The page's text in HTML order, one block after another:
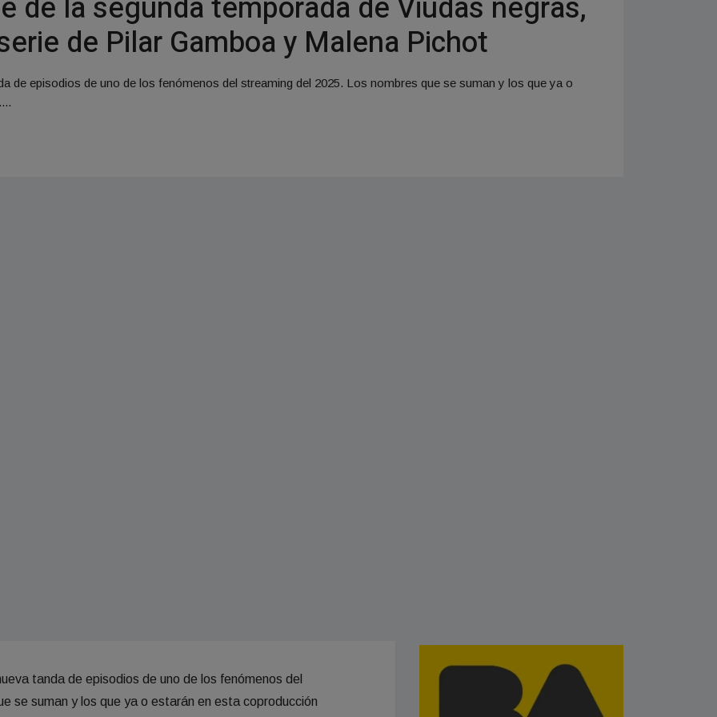
de Pilar Gamboa y Malena Pichot
de episodios de uno de los fenómenos del streaming del 2025. Los nombres que se suman y los que ya o
tanda de episodios de uno de los fenómenos del
se suman y los que ya o estarán en esta coproducción